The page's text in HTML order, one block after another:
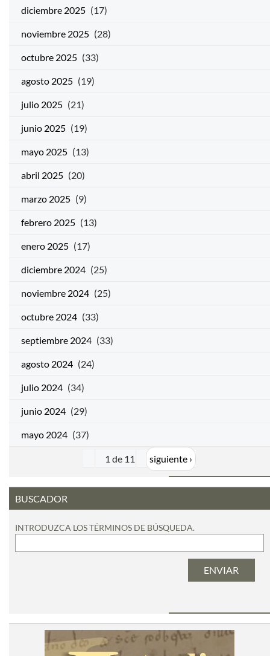
diciembre 2025 (17)
noviembre 2025 (28)
octubre 2025 (33)
agosto 2025 (19)
julio 2025 (21)
junio 2025 (19)
mayo 2025 (13)
abril 2025 (20)
marzo 2025 (9)
febrero 2025 (13)
enero 2025 (17)
diciembre 2024 (25)
noviembre 2024 (25)
octubre 2024 (33)
septiembre 2024 (33)
agosto 2024 (24)
julio 2024 (34)
junio 2024 (29)
mayo 2024 (37)
1 de 11 siguiente ›
BUSCADOR
INTRODUZCA LOS TÉRMINOS DE BÚSQUEDA.